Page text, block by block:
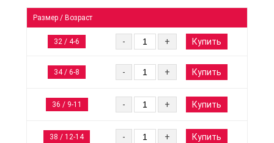
Размер / Возраст
32 / 4-6 - + Купить
34 / 6-8 - + Купить
36 / 9-11 - + Купить
38 / 12-14 - + Купить